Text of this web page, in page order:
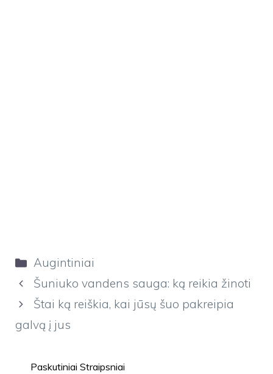
Kategorijos
Augintiniai
Šuniuko vandens sauga: ką reikia žinoti
Štai ką reiškia, kai jūsų šuo pakreipia
galvą į jus
Paskutiniai Straipsniai